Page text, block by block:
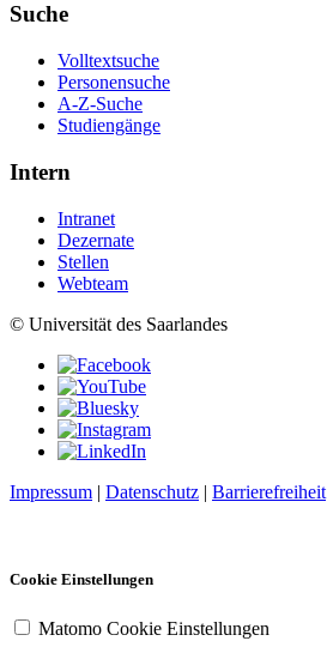
Suche
Volltextsuche
Personensuche
A-Z-Suche
Studiengänge
Intern
Intranet
Dezernate
Stellen
Webteam
© Universität des Saarlandes
Impressum | Datenschutz | Barrierefreiheit
Cookie Einstellungen
Matomo Cookie Einstellungen